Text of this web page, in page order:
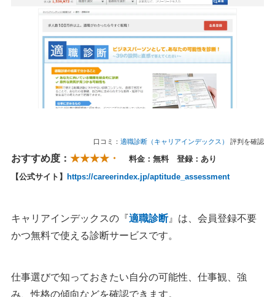
口コミ： 適職診断（キャリアインデックス） 評判を確認
おすすめ度： ★★★★・
料金：無料 登録：あり
【公式サイト】
https://careerindex.jp/aptitude_assessment
キャリアインデックスの『適職診断』は、会員登録不要
かつ無料で使える診断サービスです。
仕事選びで知っておきたい自分の可能性、仕事観、強
み、性格の傾向などを確認できます。